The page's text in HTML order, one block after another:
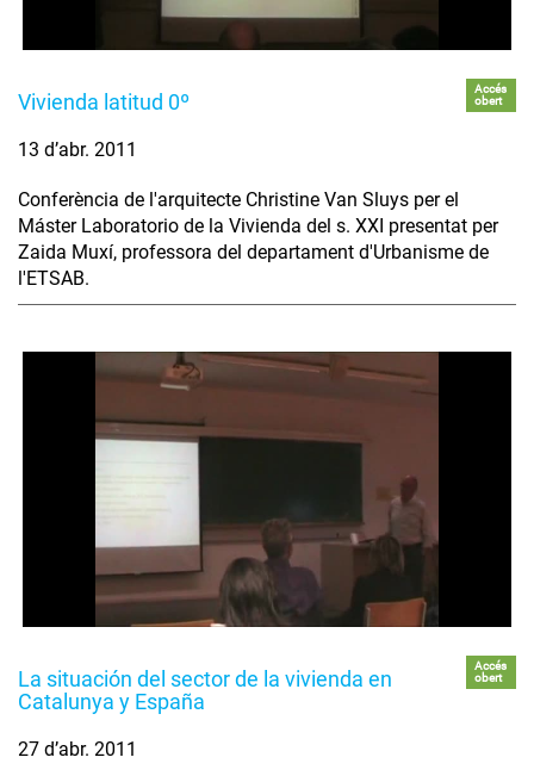
Vivienda latitud 0º
Accés
obert
13 d’abr. 2011
Conferència de l'arquitecte Christine Van Sluys per el
Máster Laboratorio de la Vivienda del s. XXI presentat per
Zaida Muxí, professora del departament d'Urbanisme de
l'ETSAB.
La situación del sector de la vivienda en
Catalunya y España
Accés
obert
27 d’abr. 2011